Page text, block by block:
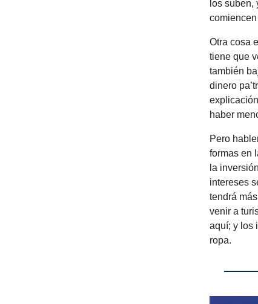
los
Otra cosa
tiene que
también
dinero
haber
Pero
formas en
la
intereses
tendrá
venir a
aquí; y los
ropa.